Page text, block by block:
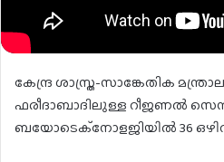
കേന്ദ്ര ശാസ്ത്ര-സാങ്കേതിക
ഫരീദാബാദിലുള്ള റീജണൽ
ബയോടെക്നോളജിയിൽ 36